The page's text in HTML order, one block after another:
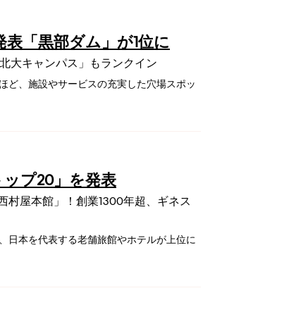
「黒部ダム」が1位に
大キャンパス」もランクイン
ど、施設やサービスの充実した穴場スポッ
ップ20」を発表
村屋本館」！創業1300年超、ギネス
日本を代表する老舗旅館やホテルが上位に